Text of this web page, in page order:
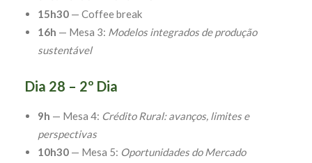
15h30 — Coffee break
16h — Mesa 3: Modelos integrados de produção
sustentável
Dia 28 – 2º Dia
9h — Mesa 4: Crédito Rural: avanços, limites e
perspectivas
10h30 — Mesa 5: Oportunidades do Mercado